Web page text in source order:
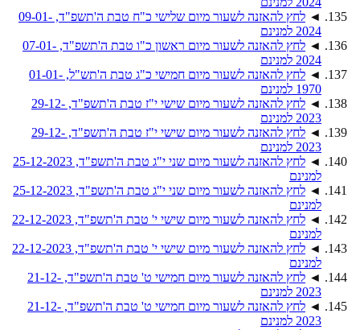
◄
לחץ להאזנה לשעור מיום שלישי כ"ח טבת ה'תשפ"ד, 09-01-
2024 למנינם
◄
לחץ להאזנה לשעור מיום ראשון כ"ו טבת ה'תשפ"ד, 07-01-
2024 למנינם
◄
לחץ להאזנה לשעור מיום חמישי כ"ג טבת ה'תש"ל, 01-01-
1970 למנינם
◄
לחץ להאזנה לשעור מיום שישי י"ז טבת ה'תשפ"ד, 29-12-
2023 למנינם
◄
לחץ להאזנה לשעור מיום שישי י"ז טבת ה'תשפ"ד, 29-12-
2023 למנינם
◄
לחץ להאזנה לשעור מיום שני י"ג טבת ה'תשפ"ד, 25-12-2023
למנינם
◄
לחץ להאזנה לשעור מיום שני י"ג טבת ה'תשפ"ד, 25-12-2023
למנינם
◄
לחץ להאזנה לשעור מיום שישי י' טבת ה'תשפ"ד, 22-12-2023
למנינם
◄
לחץ להאזנה לשעור מיום שישי י' טבת ה'תשפ"ד, 22-12-2023
למנינם
◄
לחץ להאזנה לשעור מיום חמישי ט' טבת ה'תשפ"ד, 21-12-
2023 למנינם
◄
לחץ להאזנה לשעור מיום חמישי ט' טבת ה'תשפ"ד, 21-12-
2023 למנינם